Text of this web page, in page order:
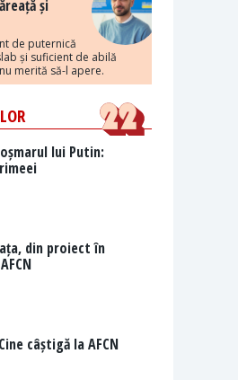
și
de puternică
și suficient de abilă
merită să-l apere.
lui Putin:
din proiect în
câștigă la AFCN